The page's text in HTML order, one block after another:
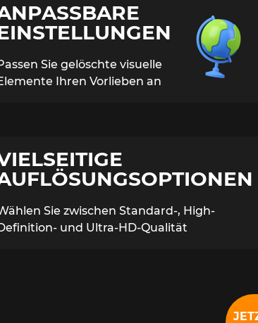
Sie gelöschte visuelle
Ihren Vorlieben an
Sie zwischen Standard-, High-
und Ultra-HD-Qualität